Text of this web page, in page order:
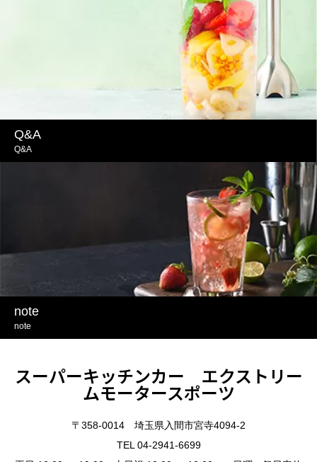
Q&A
Q&A
note
note
スーパーキッチンカー エクストリー
ムモータースポーツ
〒358-0014 埼玉県入間市宮寺4094-2
TEL 04-2941-6699